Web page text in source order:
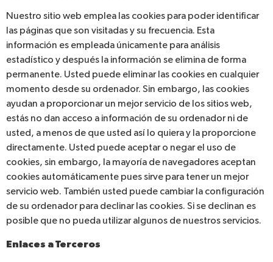
Nuestro sitio web emplea las cookies para poder identificar
las páginas que son visitadas y su frecuencia. Esta
información es empleada únicamente para análisis
estadístico y después la información se elimina de forma
permanente. Usted puede eliminar las cookies en cualquier
momento desde su ordenador. Sin embargo, las cookies
ayudan a proporcionar un mejor servicio de los sitios web,
estás no dan acceso a información de su ordenador ni de
usted, a menos de que usted así lo quiera y la proporcione
directamente. Usted puede aceptar o negar el uso de
cookies, sin embargo, la mayoría de navegadores aceptan
cookies automáticamente pues sirve para tener un mejor
servicio web. También usted puede cambiar la configuración
de su ordenador para declinar las cookies. Si se declinan es
posible que no pueda utilizar algunos de nuestros servicios.
Enlaces a Terceros